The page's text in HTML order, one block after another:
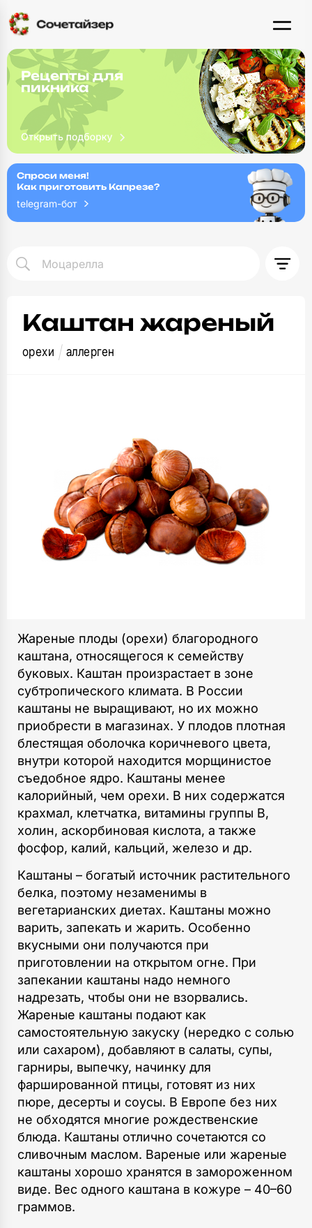
Рецепты для
пикника
Спроси меня!
Как приготовить Капрезе?
telegram-бот
Каштан жареный
орехи аллерген
Жареные плоды (орехи) благородного
каштана, относящегося к семейству
буковых. Каштан произрастает в зоне
субтропического климата. В России
каштаны не выращивают, но их можно
приобрести в магазинах. У плодов плотная
блестящая оболочка коричневого цвета,
внутри которой находится морщинистое
съедобное ядро. Каштаны менее
калорийный, чем орехи. В них содержатся
крахмал, клетчатка, витамины группы В,
холин, аскорбиновая кислота, а также
фосфор, калий, кальций, железо и др.
Каштаны – богатый источник растительного
белка, поэтому незаменимы в
вегетарианских диетах. Каштаны можно
варить, запекать и жарить. Особенно
вкусными они получаются при
приготовлении на открытом огне. При
запекании каштаны надо немного
надрезать, чтобы они не взорвались.
Жареные каштаны подают как
самостоятельную закуску (нередко с солью
или сахаром), добавляют в салаты, супы,
гарниры, выпечку, начинку для
фаршированной птицы, готовят из них
пюре, десерты и соусы. В Европе без них
не обходятся многие рождественские
блюда. Каштаны отлично сочетаются со
сливочным маслом. Вареные или жареные
каштаны хорошо хранятся в замороженном
виде. Вес одного каштана в кожуре – 40–60
граммов.